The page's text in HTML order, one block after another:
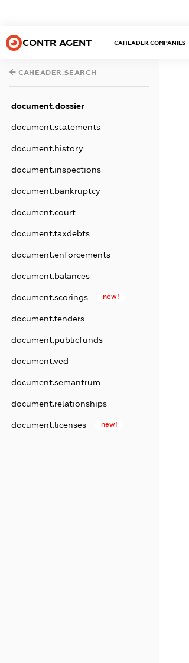
CONTR AGENT CAHEADER.COMPANIES
CAHEADER.SEARCH
document.dossier
document.statements
document.history
document.inspections
document.bankruptcy
document.court
document.taxdebts
document.enforcements
document.balances
document.scorings new!
document.tenders
document.publicfunds
document.ved
document.semantrum
document.relationships
document.licenses new!